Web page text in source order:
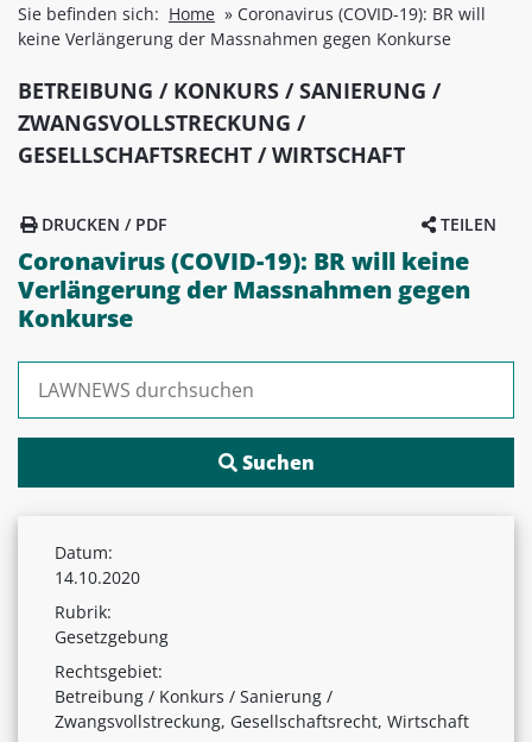
Sie befinden sich: Home » Coronavirus (COVID-19): BR will
keine Verlängerung der Massnahmen gegen Konkurse
BETREIBUNG / KONKURS / SANIERUNG /
ZWANGSVOLLSTRECKUNG /
GESELLSCHAFTSRECHT / WIRTSCHAFT
TEILEN
DRUCKEN / PDF
Coronavirus (COVID-19): BR will keine
Verlängerung der Massnahmen gegen
Konkurse
Datum:
14.10.2020
Rubrik:
Gesetzgebung
Rechtsgebiet:
Betreibung / Konkurs / Sanierung /
Zwangsvollstreckung, Gesellschaftsrecht, Wirtschaft